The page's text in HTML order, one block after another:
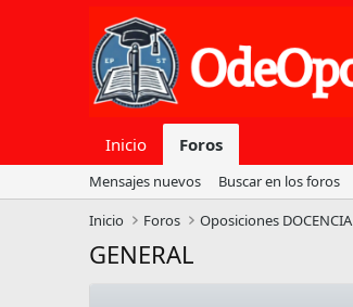
Inicio Foros
Mensajes nuevos
Buscar en los foros
Inicio
Foros Oposiciones DOCENCIA
GENERAL